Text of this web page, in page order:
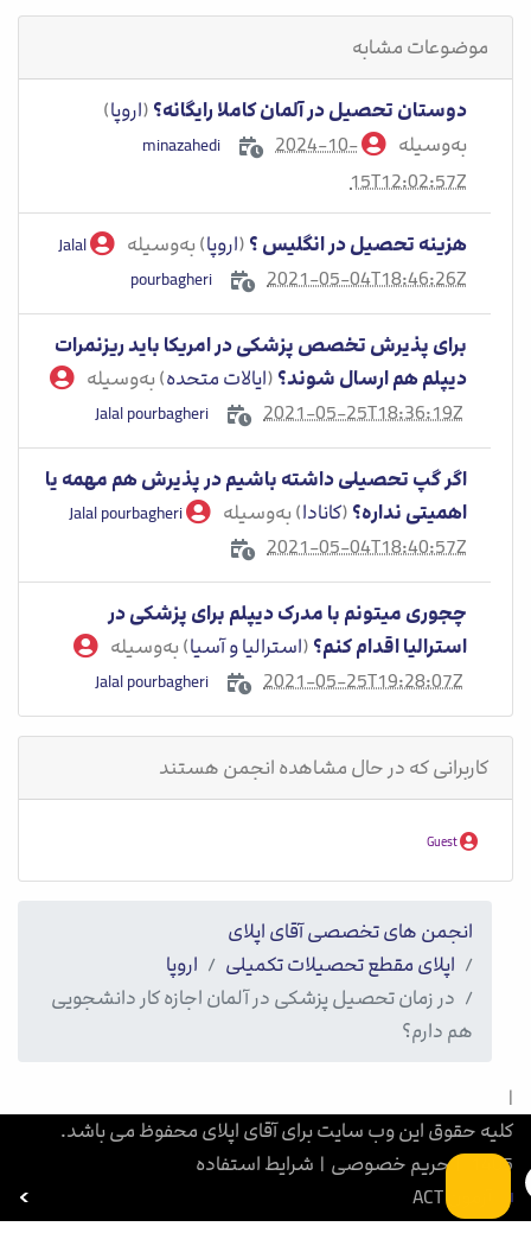
موضوعات مشابه
دوستان تحصیل در آلمان کاملا رایگانه؟ (اروپا)
به‌وسیله
2024-10-
15T12:02:57Z
هزینه تحصیل در انگلیس ؟ (اروپا) به‌وسیله
Jalal
pourbagheri
2021-05-04T18:46:26Z
برای پذیرش تخصص پزشکی در امریکا باید ریزنمرات
دیپلم هم ارسال شوند؟ (ایالات متحده) به‌وسیله
2021-05-25T18:36:19Z
اگر گپ تحصیلی داشته باشیم در پذیرش هم مهمه یا
اهمیتی نداره؟ (کانادا) به‌وسیله
2021-05-04T18:40:57Z
چجوری میتونم با مدرک دیپلم برای پزشکی در
استرالیا اقدام کنم؟ (استرالیا و آسیا) به‌وسیله
2021-05-25T19:28:07Z
کاربرانی که در حال مشاهده انجمن هستند
انجمن های تخصصی آقای اپلای
اپلای مقطع تحصیلات تکمیلی
اروپا
در زمان تحصیل پزشکی در آلمان اجازه کار دانشجویی
هم دارم؟
|
کلیه حقوق این وب سایت برای آقای اپلای محفوظ می باشد.
1405
| حریم خصوصی | شرایط استفاده
آزمون ACT
بورسیه تحصیلی